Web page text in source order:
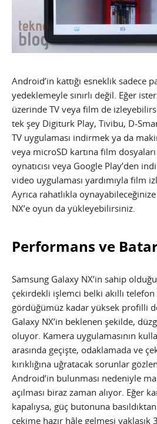
Android’in kattığı esneklik sadece
yedeklemeyle sınırlı değil. Eğer
üzerinde TV veya film de
tek şey Digiturk Play, Tivibu, D-
TV uygulaması indirmek ya da
veya microSD kartına film
oynatıcısı veya Google Play’den
video uygulaması yardımıyla film
Ayrıca rahatlıkla
NX’e oyun da yükleyebilirsiniz.
Performans ve
Samsung Galaxy NX’in sahip
çekirdekli işlemci belki akıllı
gördüğümüz kadar yüksek profilli
Galaxy NX’in beklenen şekilde,
oluyor. Kamera uygulamasının
arasında geçişte, odaklamada ve
kırıklığına uğratacak sorunlar
Android’in bulunması nedeniyle
açılması biraz zaman alıyor. Eğer
kapalıysa, güç butonuna
çekime hazır hâle gelmesi